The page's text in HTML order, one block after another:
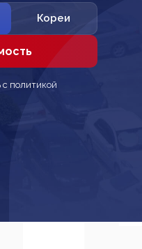
Кореи
политикой